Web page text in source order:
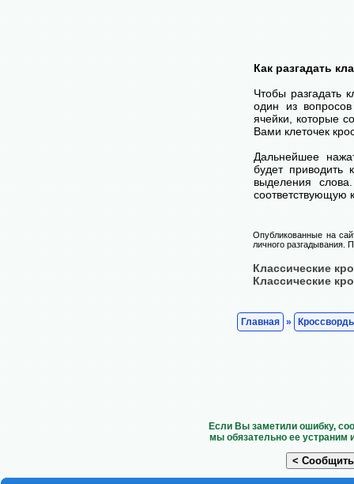
Как разгадать
Чтобы разгадать
один из
ячейки, которые
Вами клеточек
Дальнейшее
будет приводить
выделения
соответствующую
Опубликованные на
личного разгадывания.
Классические
Классические
Главная »
Если Вы заметили ошибку,
мы обязательно ее устраним